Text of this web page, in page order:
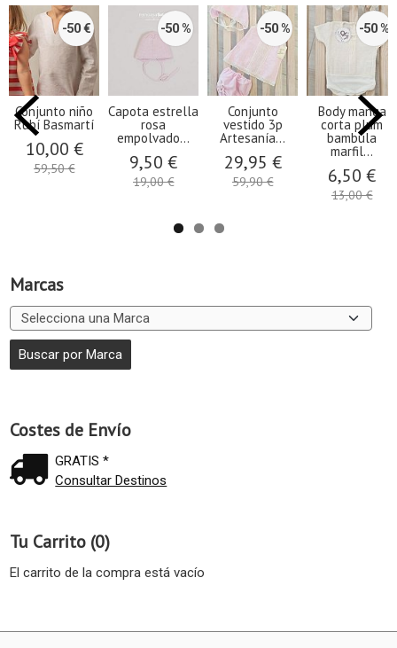
Marcas
Costes de Envío
GRATIS *
Consultar Destinos
Tu Carrito (0)
El carrito de la compra está vacío
-50 €
Conjunto niño
Rubí Basmartí
10,00 €
59,50 €
-50 %
Capota estrella
rosa
empolvado...
9,50 €
19,00 €
-50 %
Conjunto
vestido 3p
Artesanía...
29,95 €
59,90 €
-50 %
Body manga
corta plum
bambula
marfil...
6,50 €
13,00 €